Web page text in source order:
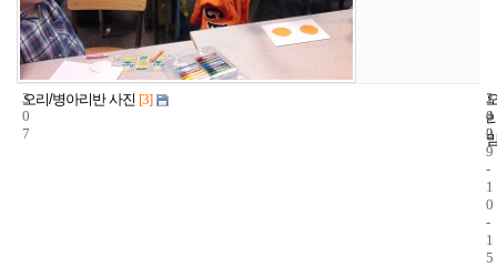
3
0
7
오리/병아리반 사진 [3]
1
4
2
2
0
0
9
-
1
0
-
1
5